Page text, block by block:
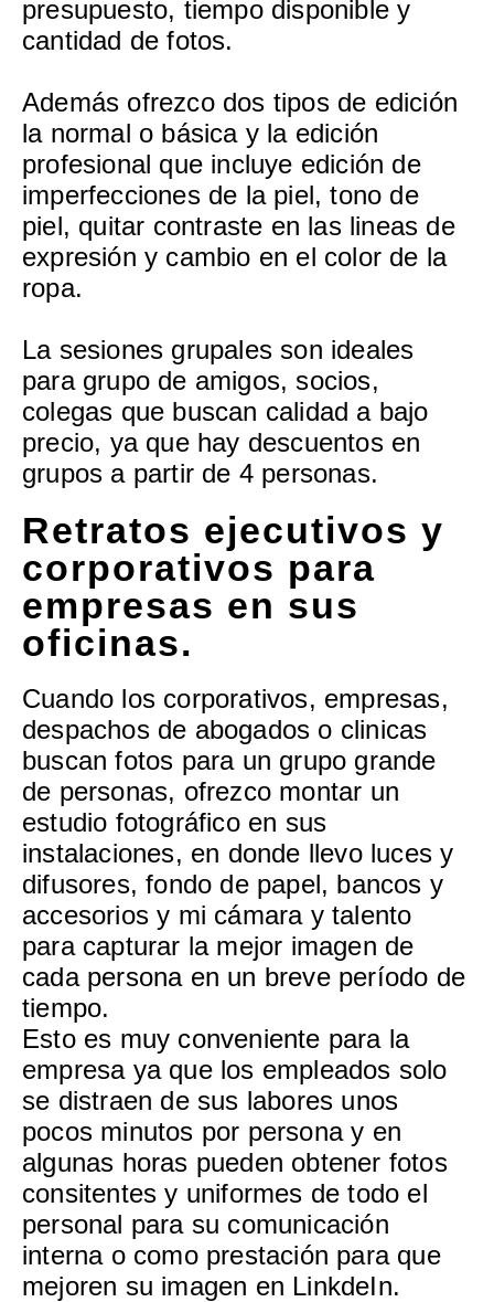
presupuesto, tiempo disponible y
cantidad de fotos.
Además ofrezco dos tipos de edición
la normal o básica y la edición
profesional que incluye edición de
imperfecciones de la piel, tono de
piel, quitar contraste en las lineas de
expresión y cambio en el color de la
ropa.
La sesiones grupales son ideales
para grupo de amigos, socios,
colegas que buscan calidad a bajo
precio, ya que hay descuentos en
grupos a partir de 4 personas.
Retratos ejecutivos y
corporativos para
empresas en sus
oficinas.
Cuando los corporativos, empresas,
despachos de abogados o clinicas
buscan fotos para un grupo grande
de personas, ofrezco montar un
estudio fotográfico en sus
instalaciones, en donde llevo luces y
difusores, fondo de papel, bancos y
accesorios y mi cámara y talento
para capturar la mejor imagen de
cada persona en un breve período de
tiempo.
Esto es muy conveniente para la
empresa ya que los empleados solo
se distraen de sus labores unos
pocos minutos por persona y en
algunas horas pueden obtener fotos
consitentes y uniformes de todo el
personal para su comunicación
interna o como prestación para que
mejoren su imagen en LinkdeIn.